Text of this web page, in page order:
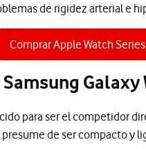
de rigidez arterial e
Comprar Apple Watch Series
Samsung
para ser el competidor
presume de ser compacto y